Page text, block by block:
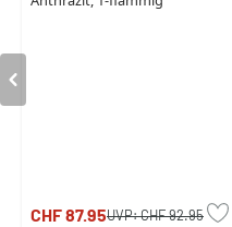
CHF 87.95UVP:CHF 92.95